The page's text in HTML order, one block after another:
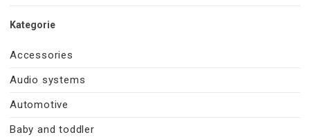
Kategorie
Accessories
Audio systems
Automotive
Baby and toddler